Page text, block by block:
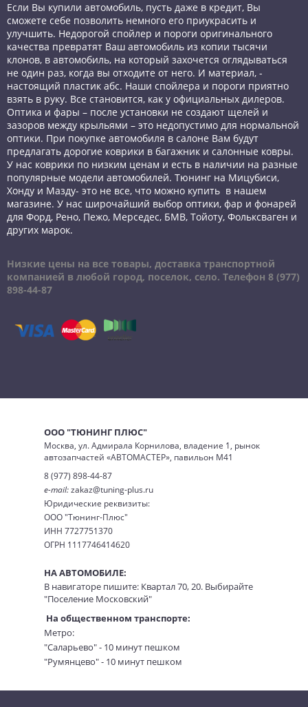
Если Вы купили автомобиль, пусть даже в кредит, Вы
сможете себе позволить немного его приукрасить и
улучшить. Недорогой спойлер и пороги оригинального
качества превратят Ваш автомобиль из копии тысячи
клонов, в автомобиль, на который захочется оглядываться
не один раз, когда вы отходите от него. И материал, -
настоящий пластик абс. Наши спойлера и пороги приятно
взять в руку. Все становится, как у официальных дилеров.
Оптика и фары – после установки не создают щелей и
зазоров между крыльями – это недопустимо для нормальной
оптики. При покупке автомобиля в салоне Вам будут
предлагать дорогие коврики в багажник и салонные ковры.
У нас коврики по низким ценам и есть в наличии на разные
популярные модели автомобилей. Тюнинг на Мицубиси,
Хонду и Мазду- это не все, что можно купить в нашем
магазине. У нас широчайший выбор оптики, фар и фонарей
для Форд, Рено, Пежо, Мерседес, БМВ, Тойоту, Фольксваген и
других марок.
Низкие цены на все товары, доставка транспортной
компанией в любой город, поселок, село. Телефон 8 (977)
898-44-87
ООО "ТЮНИНГ ПЛЮС"
Москва, ул. Адмирала Корнилова, владение 1, рынок
автозапчастей «АВТОМАСТЕР», павильон М41
8 (977) 898-44-87
e-mail:zakaz@tuning-plus.ru
Юридические реквизиты:
ООО "Тюнинг-Плюс"
ИНН 7727751370
ОГРН 1117746414620
НА АВТОМОБИЛЕ:
В навигаторе пишите: Квартал 70, 20. Выбирайте
"Поселение Московский"
На общественном транспорте:
Метро:
"Саларьево" - 10 минут пешком
"Румянцево" - 10 минут пешком